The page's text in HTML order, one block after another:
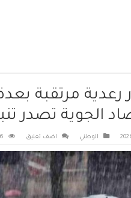
رعدية مرتقبة
الجوية تصدر
الوطني اضف تعليق 66